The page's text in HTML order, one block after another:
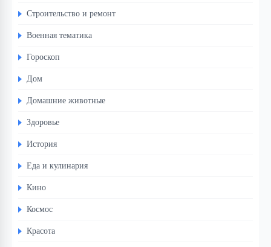
Строительство и ремонт
Военная тематика
Гороскоп
Дом
Домашние животные
Здоровье
История
Еда и кулинария
Кино
Космос
Красота